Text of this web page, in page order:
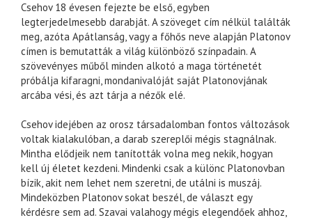
Csehov 18 évesen fejezte be első, egyben
legterjedelmesebb darabját. A szöveget cím nélkül találták
meg, azóta Apátlanság, vagy a főhős neve alapján Platonov
címen is bemutatták a világ különböző színpadain. A
szövevényes műből minden alkotó a maga történetét
próbálja kifaragni, mondanivalóját saját Platonovjának
arcába vési, és azt tárja a nézők elé.
Csehov idejében az orosz társadalomban fontos változások
voltak kialakulóban, a darab szereplői mégis stagnálnak.
Mintha elődjeik nem tanították volna meg nekik, hogyan
kell új életet kezdeni. Mindenki csak a különc Platonovban
bízik, akit nem lehet nem szeretni, de utálni is muszáj.
Mindeközben Platonov sokat beszél, de választ egy
kérdésre sem ad. Szavai valahogy mégis elegendőek ahhoz,